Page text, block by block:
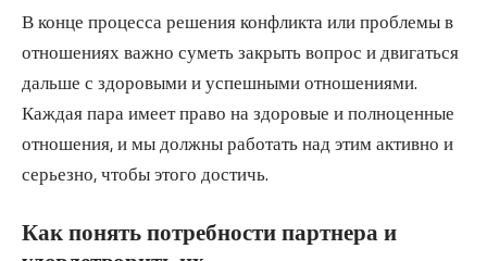
В конце процесса решения конфликта или проблемы в
отношениях важно суметь закрыть вопрос и двигаться
дальше с здоровыми и успешными отношениями.
Каждая пара имеет право на здоровые и полноценные
отношения, и мы должны работать над этим активно и
серьезно, чтобы этого достичь.
Как понять потребности партнера и